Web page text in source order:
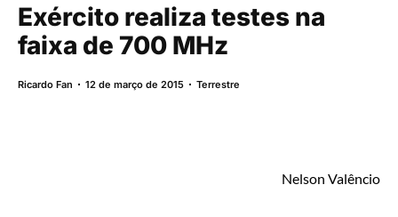
Exército realiza testes na
faixa de 700 MHz
Ricardo Fan 12 de março de 2015 Terrestre
Nelson Valêncio